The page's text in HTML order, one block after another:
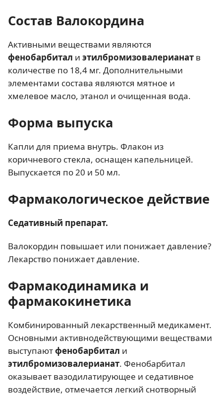
Состав Валокордина
Активными веществами являются
фенобарбитал и этилбромизовалерианат в
количестве по 18,4 мг. Дополнительными
элементами состава являются мятное и
хмелевое масло, этанол и очищенная вода.
Форма выпуска
Капли для приема внутрь. Флакон из
коричневого стекла, оснащен капельницей.
Выпускается по 20 и 50 мл.
Фармакологическое действие
Седативный препарат.
Валокордин повышает или понижает давление?
Лекарство понижает давление.
Фармакодинамика и
фармакокинетика
Комбинированный лекарственный медикамент.
Основными активнодействующими веществами
выступаютфенобарбитал и
этилбромизовалерианат. Фенобарбитал
оказывает вазодилатирующее и седативное
воздействие, отмечается легкий снотворный